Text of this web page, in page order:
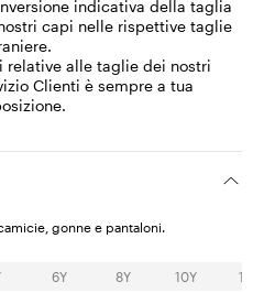
indicativa della taglia
capi nelle rispettive taglie
relative alle taglie dei nostri
Clienti è sempre a tua
gonne e pantaloni.
6Y 8Y 10Y
12Y